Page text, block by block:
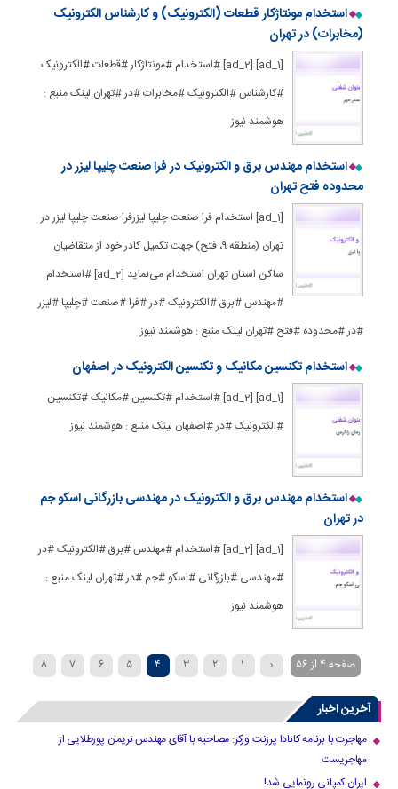
استخدام مونتاژکار قطعات (الکترونیک) و کارشناس الکترونیک
(مخابرات) در تهران
[ad_1] [ad_2] #استخدام #مونتاژکار #قطعات #الکترونیک
#کارشناس #الکترونیک #مخابرات #در #تهران لینک منبع :
هوشمند نیوز
استخدام مهندس برق و الکترونیک در فرا صنعت چلیپا لیزر در
محدوده فتح تهران
[ad_1] استخدام فرا صنعت چلیپا لیزرفرا صنعت چلیپا لیزر در
تهران (منطقه ۹، فتح) جهت تکمیل کادر خود از متقاضیان
ساکن استان تهران استخدام می‌نماید [ad_2] #استخدام
#مهندس #برق #الکترونیک #در #فرا #صنعت #چلیپا #لیزر
#در #محدوده #فتح #تهران لینک منبع : هوشمند نیوز
استخدام تکنسین مکانیک و تکنسین الکترونیک در اصفهان
[ad_1] [ad_2] #استخدام #تکنسین #مکانیک #تکنسین
#الکترونیک #در #اصفهان لینک منبع : هوشمند نیوز
استخدام مهندس برق و الکترونیک در مهندسی بازرگانی اسکو جم
در تهران
[ad_1] [ad_2] #استخدام #مهندس #برق #الکترونیک #در
#مهندسی #بازرگانی #اسکو #جم #در #تهران لینک منبع :
هوشمند نیوز
صفحه 4 از 56 ‹
1
2
3
4
5
6
7
8
9
10
›
20
30
40
...
» آخرین اخبار
مهاجرت با برنامه کانادا پرزنت ورکر: مصاحبه با آقای مهندس نریمان پورطلایی از
مهاجریست
ایران کمپانی رونمایی شد!